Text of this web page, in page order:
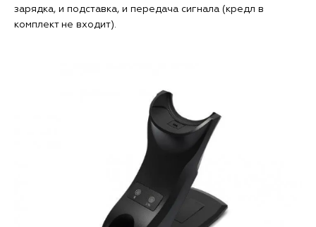
зарядка, и подставка, и передача сигнала (кредл в
комплект не входит).